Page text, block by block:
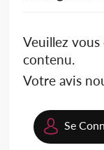
Veuillez
contenu.
Votre avis
Se